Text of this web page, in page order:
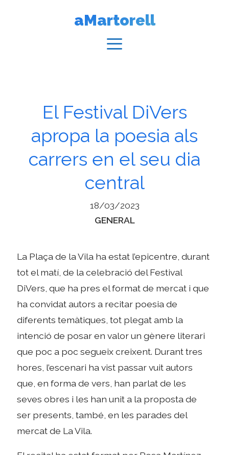
aMartorell
El Festival DiVers
apropa la poesia als
carrers en el seu dia
central
18/03/2023
Categories
GENERAL
La Plaça de la Vila ha estat l’epicentre, durant
tot el matí, de la celebració del Festival
DiVers, que ha pres el format de mercat i que
ha convidat autors a recitar poesia de
diferents temàtiques, tot plegat amb la
intenció de posar en valor un gènere literari
que poc a poc segueix creixent. Durant tres
hores, l’escenari ha vist passar vuit autors
que, en forma de vers, han parlat de les
seves obres i les han unit a la proposta de
ser presents, també, en les parades del
mercat de La Vila.